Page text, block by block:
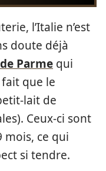
l’Italie n’est
doute déjà
Parme qui
que le
lait de
Ceux-ci sont
mois, ce qui
si tendre.